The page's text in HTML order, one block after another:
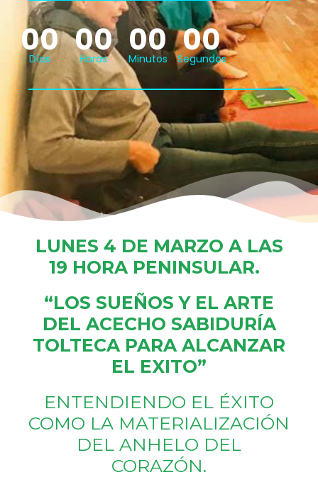
00
Días 00
Horas 00
Minutos 00
Segundos
LUNES 4 DE MARZO A LAS
19 HORA PENINSULAR.
“LOS SUEÑOS Y EL ARTE
DEL ACECHO SABIDURÍA
TOLTECA PARA ALCANZAR
EL EXITO”
ENTENDIENDO EL ÉXITO
COMO LA MATERIALIZACIÓN
DEL ANHELO DEL
CORAZÓN.